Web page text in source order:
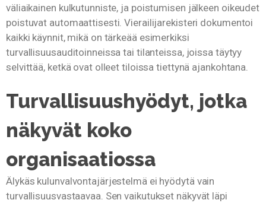
väliaikainen kulkutunniste, ja poistumisen jälkeen oikeudet
poistuvat automaattisesti. Vierailijarekisteri dokumentoi
kaikki käynnit, mikä on tärkeää esimerkiksi
turvallisuusauditoinneissa tai tilanteissa, joissa täytyy
selvittää, ketkä ovat olleet tiloissa tiettynä ajankohtana.
Turvallisuushyödyt, jotka
näkyvät koko
organisaatiossa
Älykäs kulunvalvontajärjestelmä ei hyödytä vain
turvallisuusvastaavaa. Sen vaikutukset näkyvät läpi